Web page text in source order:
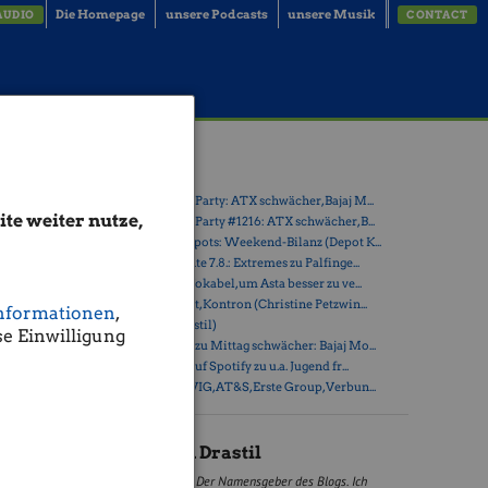
weiter nutze,
,
Einwilligung
Die Homepage unsere Podcasts unsere Musik CONTACT
Motto
» Wiener Börse Party: ATX schwächer, Bajaj M...
» Wiener Börse Party #1216: ATX schwächer, B...
» Österreich-Depots: Weekend-Bilanz (Depot K...
» Börsegeschichte 7.8.: Extremes zu Palfinge...
» Nachlese: 10 Vokabel, um Asta besser zu ve...
» PIR-News: Post, Kontron (Christine Petzwin...
» (Christian Drastil)
» Wiener Börse zu Mittag schwächer: Bajaj Mo...
» Börse-Inputs auf Spotify zu u.a. Jugend fr...
» ATX-Trends: VIG, AT&S, Erste Group, Verbun...
Christian Drastil
Der Namensgeber des Blogs. Ich